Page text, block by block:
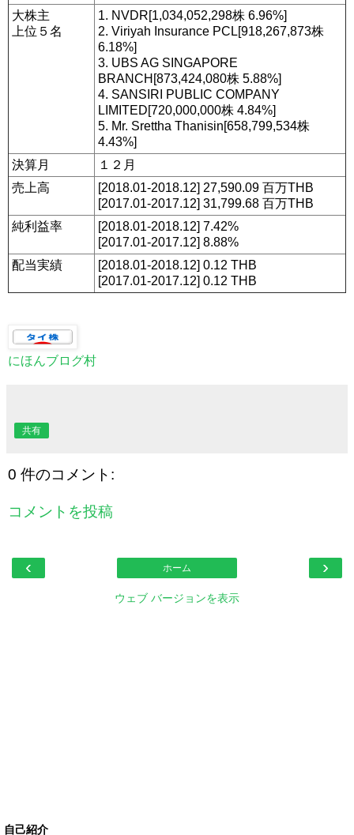
大株主
上位５名
1. NVDR[1,034,052,298株 6.96%]
2. Viriyah Insurance PCL[918,267,873株
6.18%]
3. UBS AG SINGAPORE
BRANCH[873,424,080株 5.88%]
4. SANSIRI PUBLIC COMPANY
LIMITED[720,000,000株 4.84%]
5. Mr. Srettha Thanisin[658,799,534株
4.43%]
決算月
１２月
売上高
[2018.01-2018.12] 27,590.09 百万THB
[2017.01-2017.12] 31,799.68 百万THB
純利益率
[2018.01-2018.12] 7.42%
[2017.01-2017.12] 8.88%
配当実績
[2018.01-2018.12] 0.12 THB
[2017.01-2017.12] 0.12 THB
にほんブログ村
共有
0 件のコメント:
コメントを投稿
‹ ›
ホーム
ウェブ バージョンを表示
自己紹介